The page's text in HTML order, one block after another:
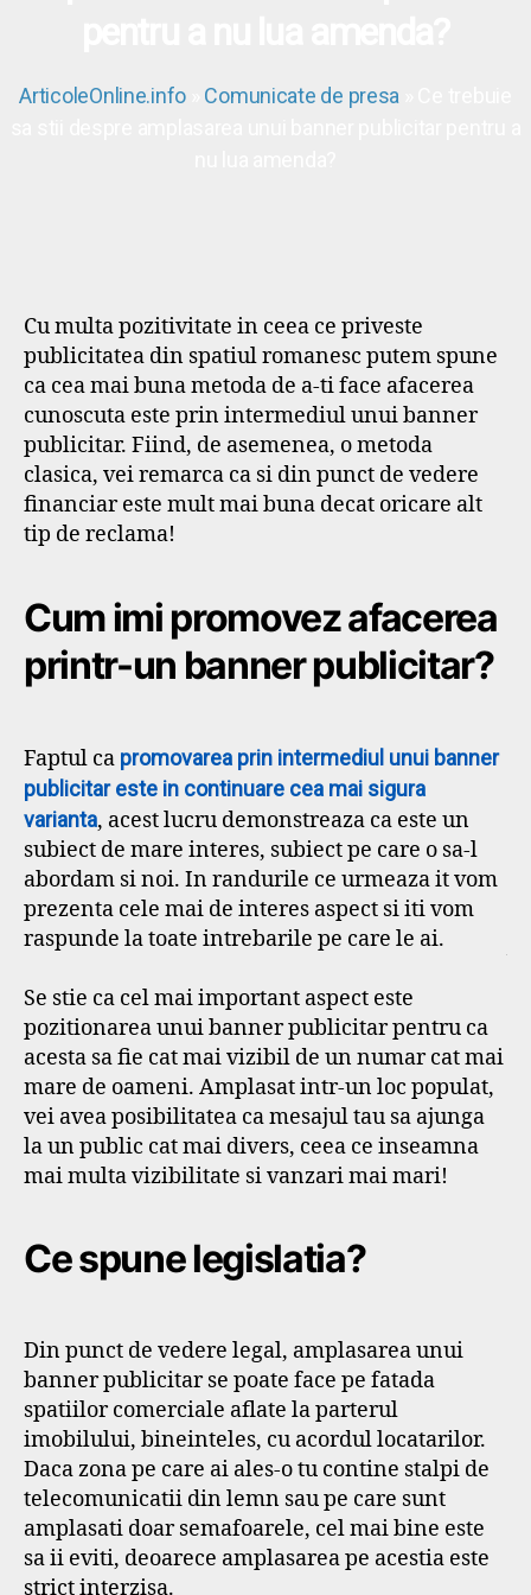
ArticoleOnline.info Comunicate de presa
Cu multa pozitivitate in ceea ce priveste
publicitatea din spatiul romanesc putem spune
ca cea mai buna metoda de a-ti face afacerea
cunoscuta este prin intermediul unui banner
publicitar. Fiind, de asemenea, o metoda
clasica, vei remarca ca si din punct de vedere
financiar este mult mai buna decat oricare alt
tip de reclama!
Cum imi promovez afacerea
printr-un banner publicitar?
Faptul ca promovarea prin intermediul unui banner
publicitar este in continuare cea mai sigura
varianta, acest lucru demonstreaza ca este un
subiect de mare interes, subiect pe care o sa-l
abordam si noi. In randurile ce urmeaza it vom
prezenta cele mai de interes aspect si iti vom
raspunde la toate intrebarile pe care le ai.
Se stie ca cel mai important aspect este
pozitionarea unui banner publicitar pentru ca
acesta sa fie cat mai vizibil de un numar cat mai
mare de oameni. Amplasat intr-un loc populat,
vei avea posibilitatea ca mesajul tau sa ajunga
la un public cat mai divers, ceea ce inseamna
mai multa vizibilitate si vanzari mai mari!
Ce spune legislatia?
Din punct de vedere legal, amplasarea unui
banner publicitar se poate face pe fatada
spatiilor comerciale aflate la parterul
imobilului, bineinteles, cu acordul locatarilor.
Daca zona pe care ai ales-o tu contine stalpi de
telecomunicatii din lemn sau pe care sunt
amplasati doar semafoarele, cel mai bine este
sa ii eviti, deoarece amplasarea pe acestia este
strict interzisa.